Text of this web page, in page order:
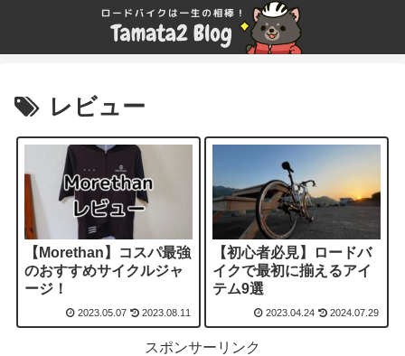
レビュー
【Morethan】コスパ最強
のおすすめサイクルジャ
ージ！
2023.05.07 2023.08.11
【初心者必見】ロードバ
イクで最初に揃えるアイ
テム9選
2023.04.24 2024.07.29
スポンサーリンク